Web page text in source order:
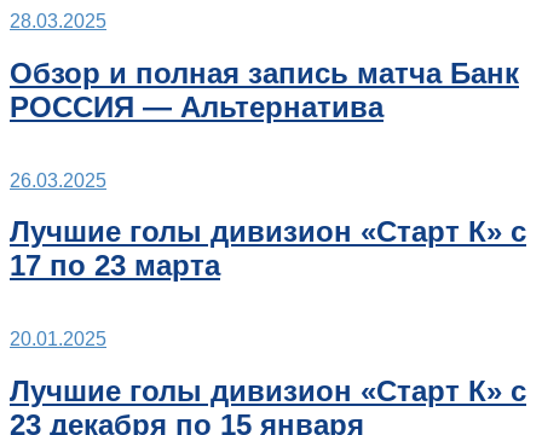
28.03.2025
Обзор и полная запись матча Банк
РОССИЯ — Альтернатива
26.03.2025
Лучшие голы дивизион «Старт К» с
17 по 23 марта
20.01.2025
Лучшие голы дивизион «Старт К» с
23 декабря по 15 января